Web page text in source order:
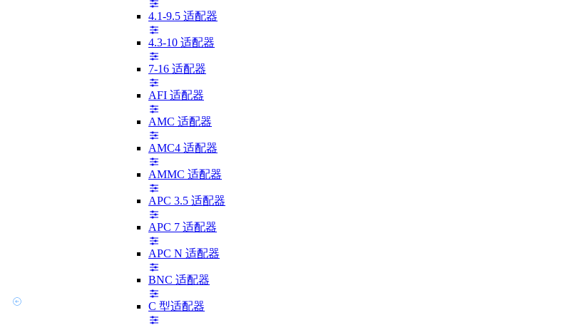
4.1-9.5 适配器
4.3-10 适配器
7-16 适配器
AFI 适配器
AMC 适配器
AMC4 适配器
AMMC 适配器
APC 3.5 适配器
APC 7 适配器
APC N 适配器
BNC 适配器
C 型适配器